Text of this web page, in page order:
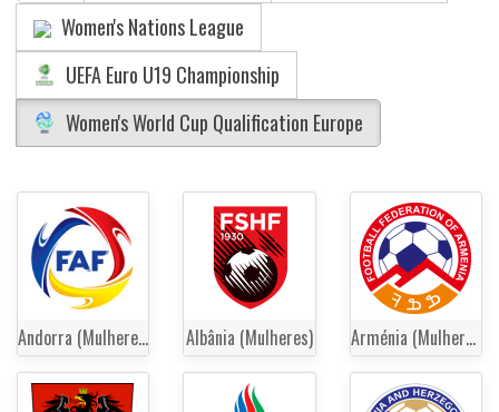
Women's Nations League
UEFA Euro U19 Championship
Women's World Cup Qualification Europe
Andorra (Mulheres) Albânia (Mulheres) Arménia (Mulheres)